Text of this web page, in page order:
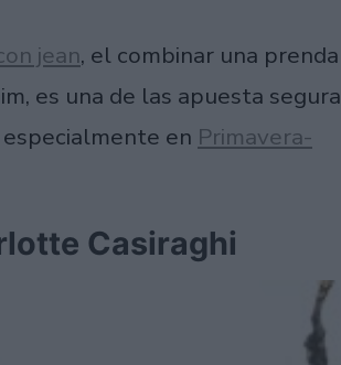
jean, el combinar una prenda
es una de las apuesta segura
en Primavera-
Casiraghi